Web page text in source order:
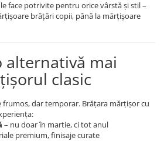
face potrivite pentru orice vârstă și stil –
brățări copii, până la mărțișoare
alternativă mai
clasic
dar temporar. Brățara mărțișor cu
– nu doar în martie, ci tot anul
premium, finisaje curate